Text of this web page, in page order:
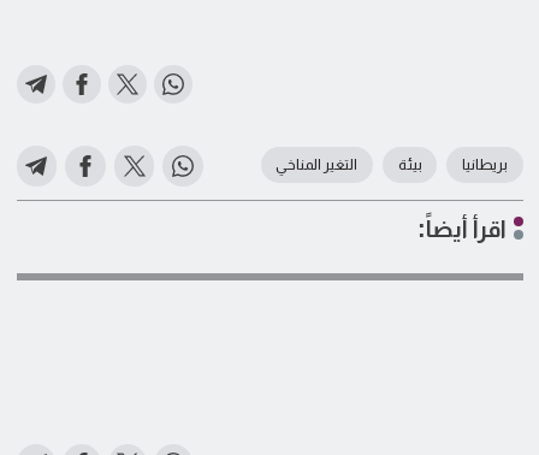
بريطانيا بيئة التغير المناخي
اقرأ أيضاً: